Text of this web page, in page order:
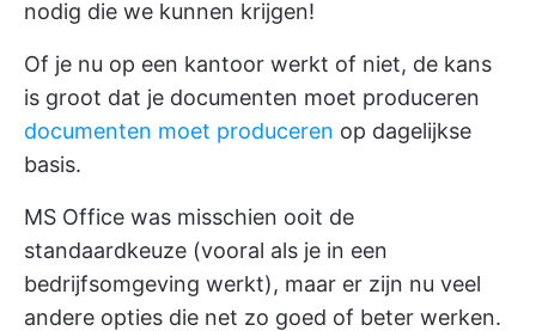
nodig die we kunnen krijgen!
Of je nu op een kantoor werkt of niet, de kans
is groot dat je documenten moet produceren
documenten moet produceren op dagelijkse
basis.
MS Office was misschien ooit de
standaardkeuze (vooral als je in een
bedrijfsomgeving werkt), maar er zijn nu veel
andere opties die net zo goed of beter werken.